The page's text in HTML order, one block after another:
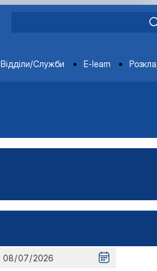
Відділи/Служби E-learn